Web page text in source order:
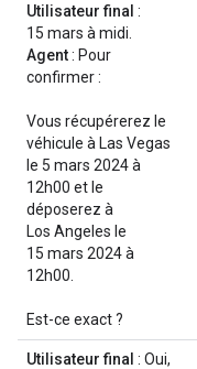
Utilisateur final :
15 mars à midi.
Agent: Pour
confirmer :
Vous récupérerez le
véhicule à Las Vegas
le 5 mars 2024 à
12h00 et le
déposerez à
Los Angeles le
15 mars 2024 à
12h00.
Est-ce exact ?
Utilisateur final : Oui,